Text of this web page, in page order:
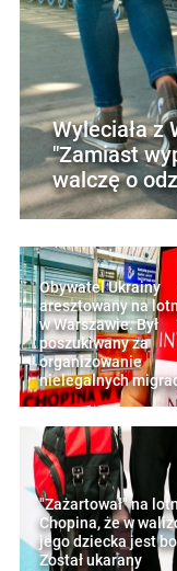
Wyleciała z
"Zamiast
walczę o
Obywatel Ukrainy
aresztowany na
w Warszawie. Był
poszukiwany za
organizowanie
nielegalnych
"Zażartował" na
Chopina, że w
jego dziecka jest
Został ukarany